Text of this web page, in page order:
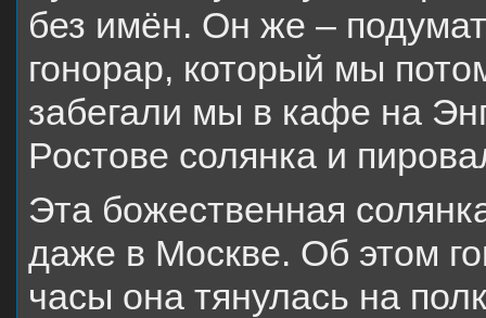
без имён. Он же –
гонорар, который мы
забегали мы в кафе на
Ростове солянка и
Эта божественная
даже в Москве. Об этом
часы она тянулась на